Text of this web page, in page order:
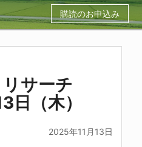
購読のお申込み
リサーチ
日（木）
2025年11月13日